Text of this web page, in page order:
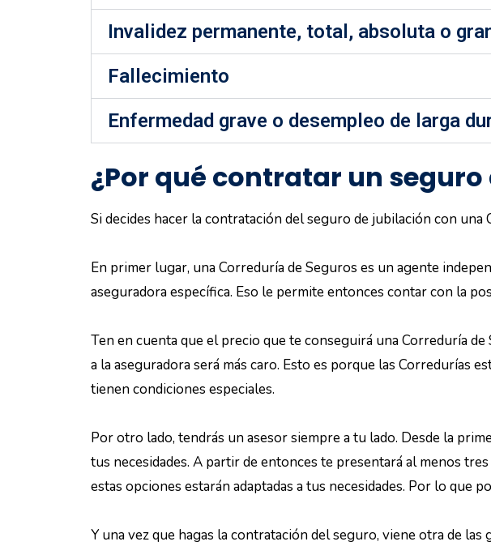
Invalidez permanente, total, absoluta o
Fallecimiento
Enfermedad grave o desempleo de larga
¿Por qué contratar un
Si decides hacer la contratación del seguro de jubilación con una
En primer lugar, una Correduría de Seguros es un agente
aseguradora específica. Eso le permite entonces contar con la
Ten en cuenta que el precio que te conseguirá una Correduría
a la aseguradora será más caro. Esto es porque las Corredurías
tienen condiciones especiales.
Por otro lado, tendrás un asesor siempre a tu lado. Desde la
tus necesidades. A partir de entonces te presentará al menos
estas opciones estarán adaptadas a tus necesidades. Por lo que
Y una vez que hagas la contratación del seguro, viene otra de